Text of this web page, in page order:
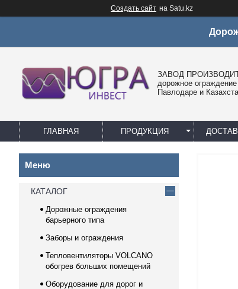
Создать сайт на Satu.kz
ЗАВОД
дорожное
Павлодаре и
ГЛАВНАЯ ПРОДУКЦИЯ
КАТАЛОГ
Дорожные ограждения
барьерного типа
Заборы и ограждения
Тепловентиляторы VOLCANO
обогрев больших помещений
Оборудование для дорог и